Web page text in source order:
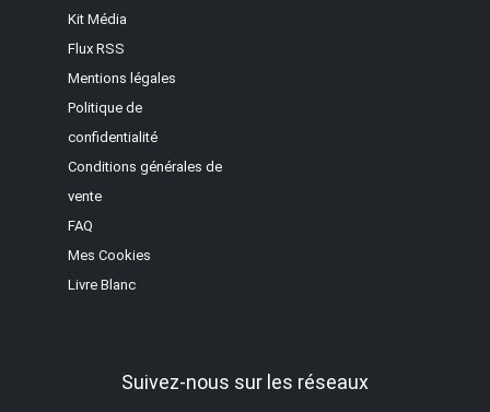
Kit Média
Flux RSS
Mentions légales
Politique de
confidentialité
Conditions générales de
vente
FAQ
Mes Cookies
Livre Blanc
Suivez-nous sur les réseaux